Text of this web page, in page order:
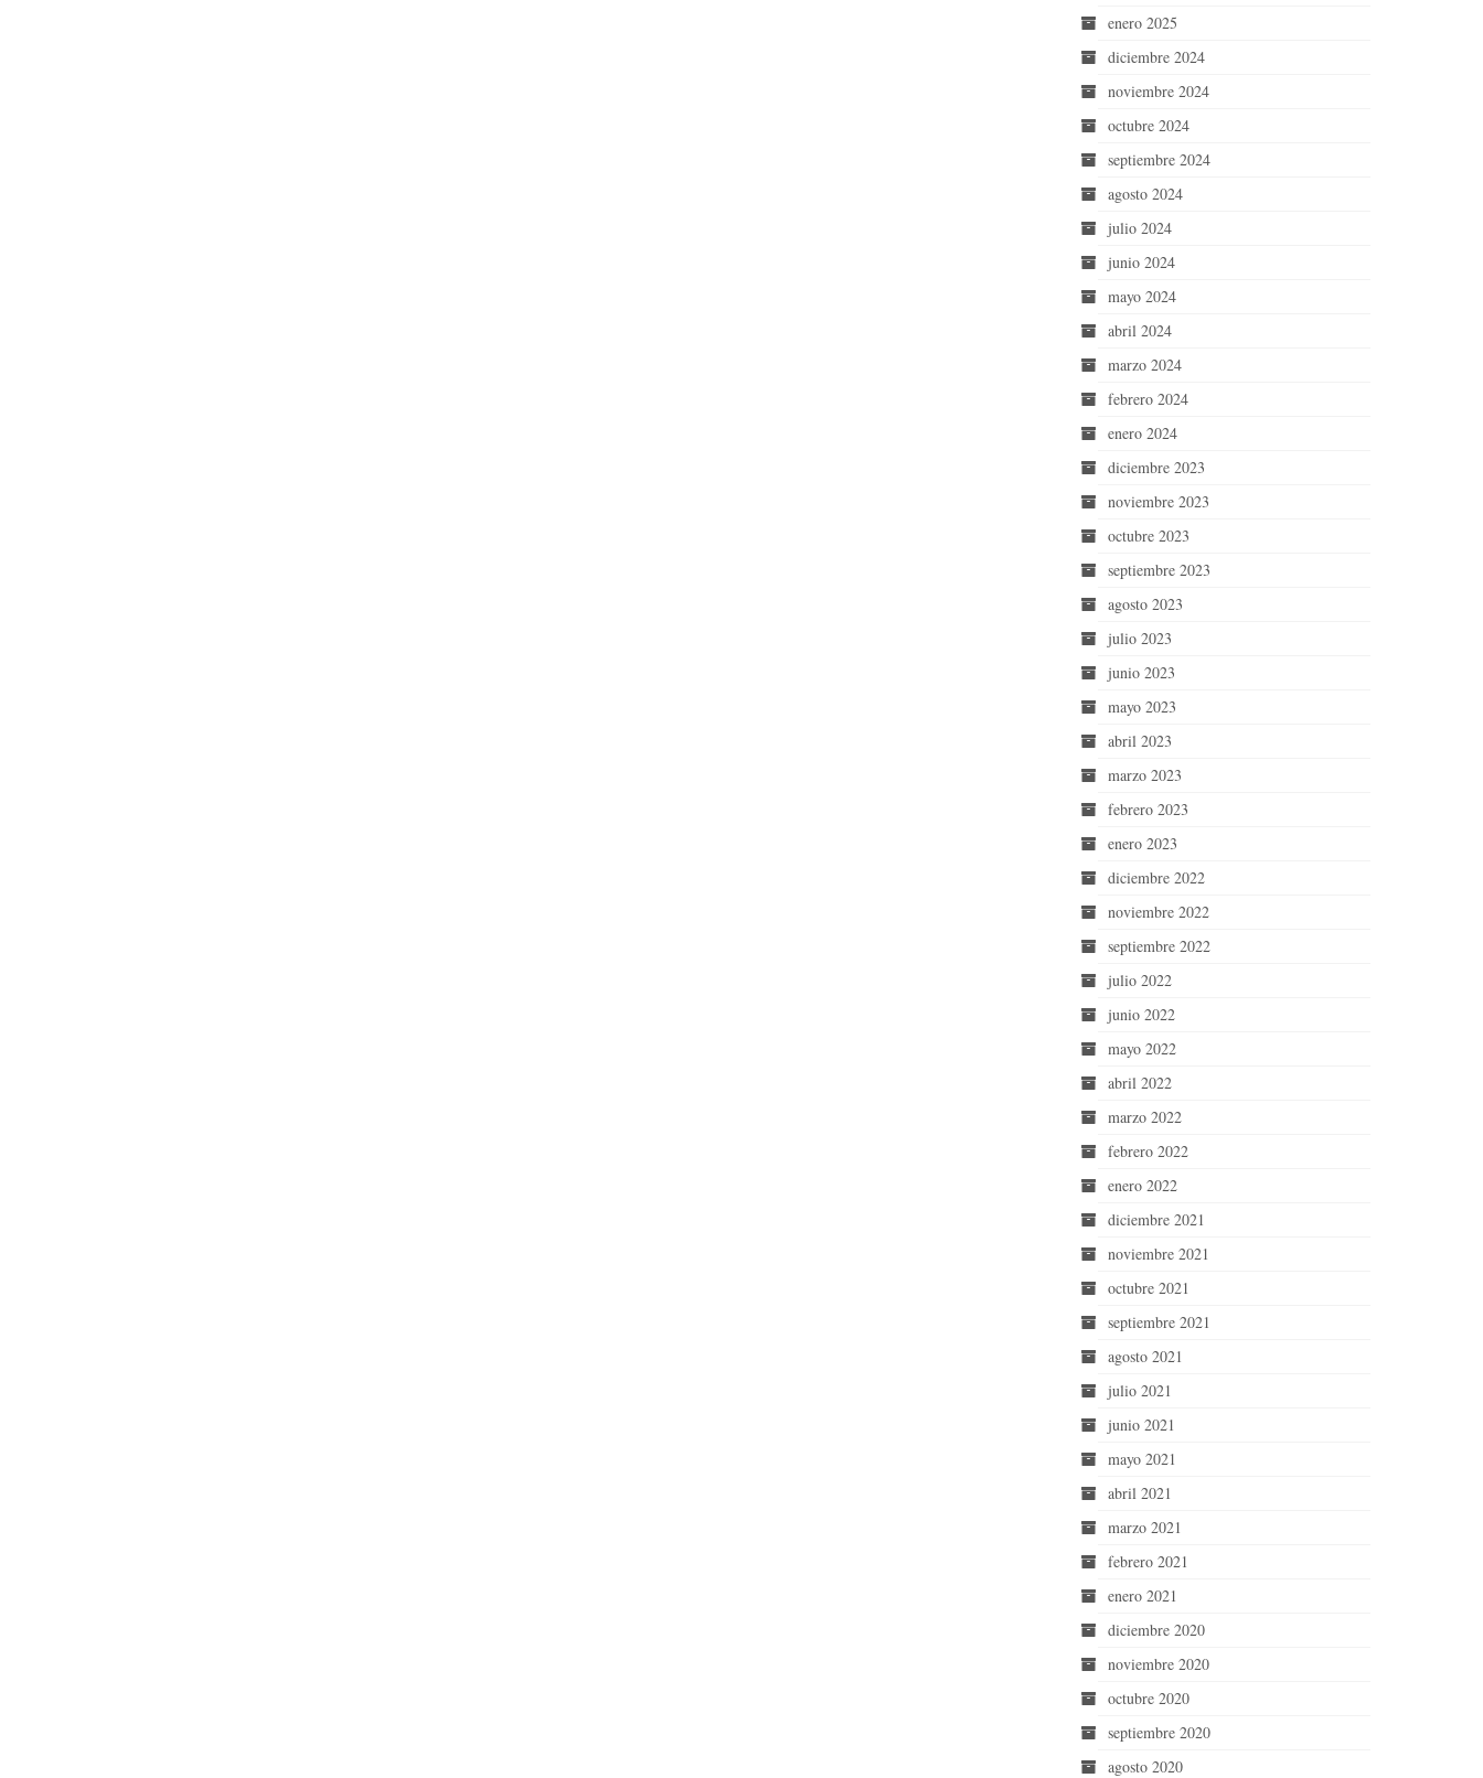
enero 2025
diciembre 2024
noviembre 2024
octubre 2024
septiembre 2024
agosto 2024
julio 2024
junio 2024
mayo 2024
abril 2024
marzo 2024
febrero 2024
enero 2024
diciembre 2023
noviembre 2023
octubre 2023
septiembre 2023
agosto 2023
julio 2023
junio 2023
mayo 2023
abril 2023
marzo 2023
febrero 2023
enero 2023
diciembre 2022
noviembre 2022
septiembre 2022
julio 2022
junio 2022
mayo 2022
abril 2022
marzo 2022
febrero 2022
enero 2022
diciembre 2021
noviembre 2021
octubre 2021
septiembre 2021
agosto 2021
julio 2021
junio 2021
mayo 2021
abril 2021
marzo 2021
febrero 2021
enero 2021
diciembre 2020
noviembre 2020
octubre 2020
septiembre 2020
agosto 2020